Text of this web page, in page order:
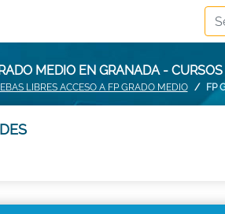
MEDIO EN GRANADA -
LIBRES ACCESO A FP GRADO MEDIO FP